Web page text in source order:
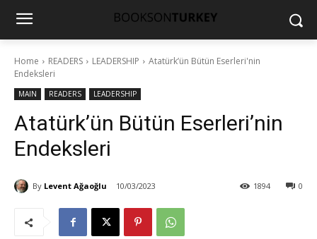
Home READERS LEADERSHIP
Atatürk’ün Bütün Eserleri'nin
Endeksleri
MAIN READERS LEADERSHIP
Atatürk’ün Bütün Eserleri’nin
Endeksleri
By Levent Ağaoğlu 10/03/2023 0
1894